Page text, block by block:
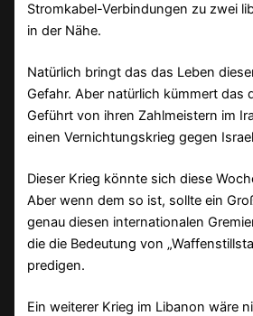
Stromkabel-Verbindungen zu zwei
in der Nähe.
Natürlich bringt das das Leben
Gefahr. Aber natürlich kümmert das
Geführt von ihren Zahlmeistern im
einen Vernichtungskrieg gegen
Dieser Krieg könnte sich diese
Aber wenn dem so ist, sollte ein
genau diesen internationalen
die die Bedeutung von
predigen.
Ein weiterer Krieg im Libanon wäre